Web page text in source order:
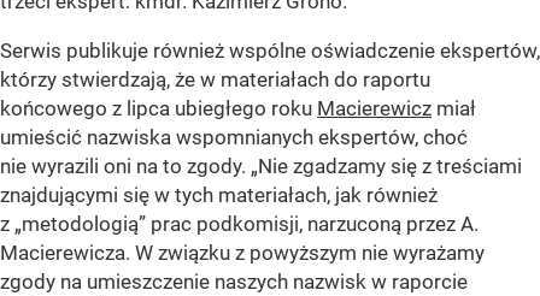
Serwis publikuje również wspólne oświadczenie ekspertów,
którzy stwierdzają, że w materiałach do raportu
końcowego z lipca ubiegłego roku Macierewicz miał
umieścić nazwiska wspomnianych ekspertów, choć
nie wyrazili oni na to zgody. „Nie zgadzamy się z treściami
znajdującymi się w tych materiałach, jak również
z „metodologią” prac podkomisji, narzuconą przez A.
Macierewicza. W związku z powyższym nie wyrażamy
zgody na umieszczenie naszych nazwisk w raporcie